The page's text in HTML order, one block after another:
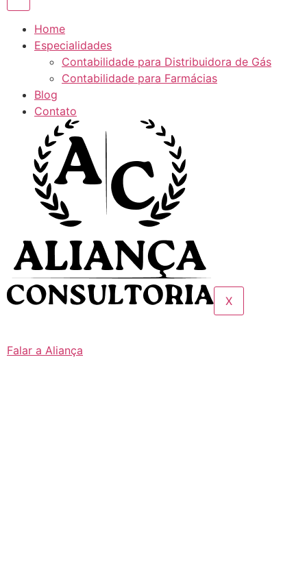
Home
Especialidades
Contabilidade para Distribuidora de Gás
Contabilidade para Farmácias
Blog
Contato
X
Falar a Aliança